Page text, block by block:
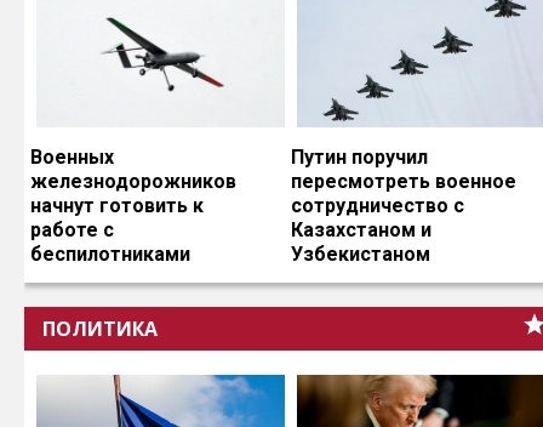
Военных
железнодорожников
начнут готовить к
работе с
беспилотниками
Путин поручил
пересмотреть военное
сотрудничество с
Казахстаном и
Узбекистаном
ПОЛИТИКА